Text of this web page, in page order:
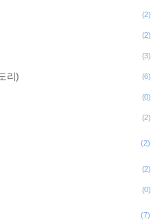
(2)
(2)
(3)
리) (6)
(0)
(2)
(2)
(2)
(0)
(7)